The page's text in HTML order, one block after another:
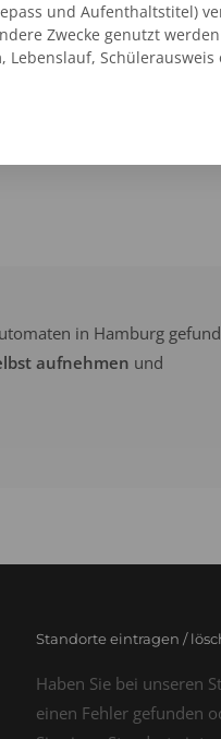
in Hamburg
aufnehmen und
Standorte eintragen /
Haben Sie bei unseren
einen Fehler gefunden
und Aufenthaltstitel)
Zwecke genutzt
Schülerausweis